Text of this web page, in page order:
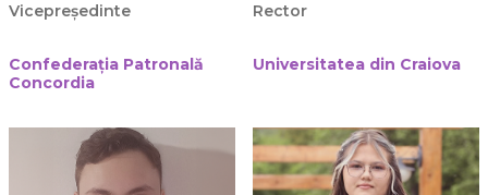
Vicepreședinte
Confederația Patronală
Concordia
Rector
Universitatea din Craiova